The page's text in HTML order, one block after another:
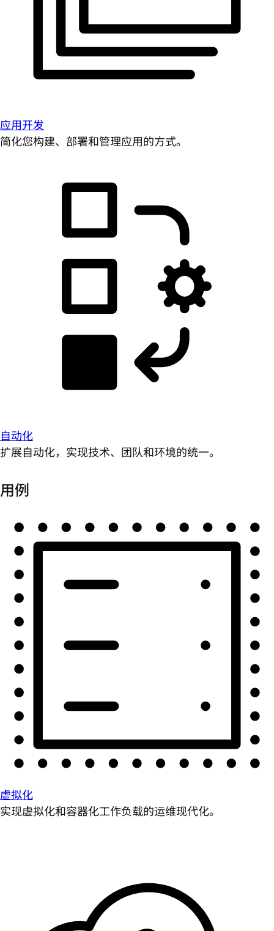
应用开发
简化您构建、部署和管理应用的方式。
自动化
扩展自动化，实现技术、团队和环境的统一。
用例
虚拟化
实现虚拟化和容器化工作负载的运维现代化。